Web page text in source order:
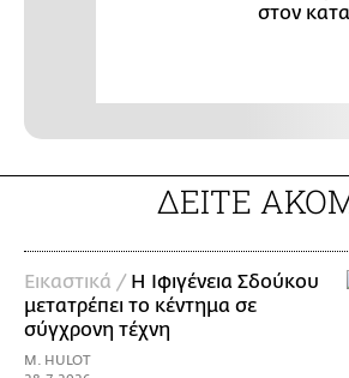
στον
ΔΕΙΤΕ
Εικαστικά / Η Ιφιγένεια Σδούκου
μετατρέπει το κέντημα σε
σύγχρονη τέχνη
M. HULOT